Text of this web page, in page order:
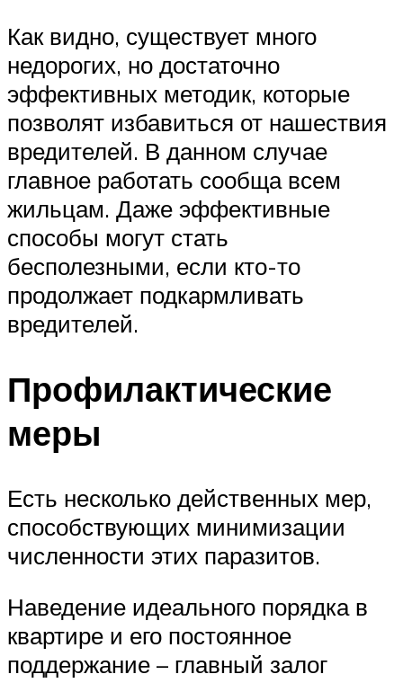
Как видно, существует много
недорогих, но достаточно
эффективных методик, которые
позволят избавиться от нашествия
вредителей. В данном случае
главное работать сообща всем
жильцам. Даже эффективные
способы могут стать
бесполезными, если кто-то
продолжает подкармливать
вредителей.
Профилактические
меры
Есть несколько действенных мер,
способствующих минимизации
численности этих паразитов.
Наведение идеального порядка в
квартире и его постоянное
поддержание – главный залог